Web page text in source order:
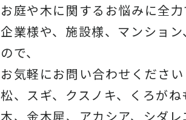
お庭や木に関するお悩みに全
企業様や、施設様、マンショ
ので、
お気軽にお問い合わせください
松、スギ、クスノキ、くろが
木、金木犀、アカシア、シダ